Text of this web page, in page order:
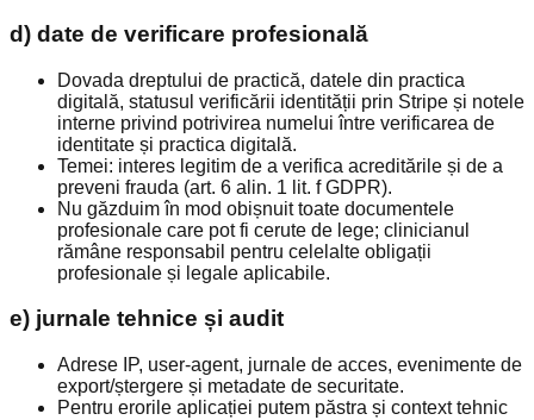
d) date de verificare profesională
Dovada dreptului de practică, datele din practica
digitală, statusul verificării identității prin Stripe și notele
interne privind potrivirea numelui între verificarea de
identitate și practica digitală.
Temei: interes legitim de a verifica acreditările și de a
preveni frauda (art. 6 alin. 1 lit. f GDPR).
Nu găzduim în mod obișnuit toate documentele
profesionale care pot fi cerute de lege; clinicianul
rămâne responsabil pentru celelalte obligații
profesionale și legale aplicabile.
e) jurnale tehnice și audit
Adrese IP, user-agent, jurnale de acces, evenimente de
export/ștergere și metadate de securitate.
Pentru erorile aplicației putem păstra și context tehnic